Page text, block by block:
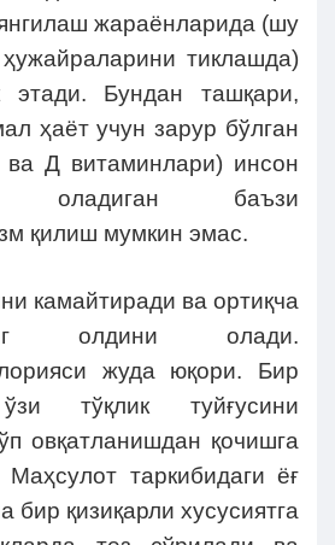
жараёнларида (шу
тиклашда)
Бундан ташқари,
ҳаёт учун зарур бўлган
Д витаминлари) инсон
оладиган баъзи
қилиш мумкин эмас.
камайтиради ва ортиқча
олдини олади.
жуда юқори. Бир
тўқлик туйғусини
овқатланишдан қочишга
таркибидаги ёғ
бир қизиқарли хусусиятга